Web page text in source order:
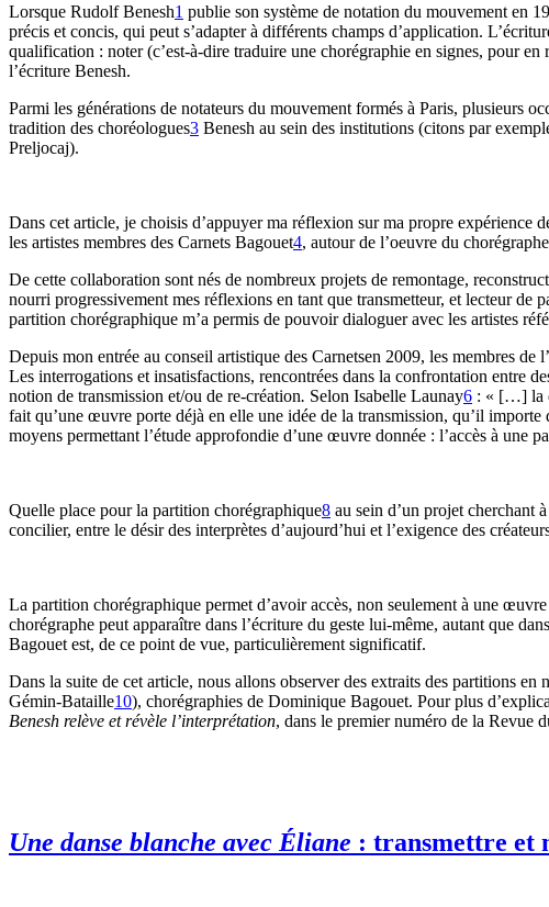
Lorsque Rudolf Benesh1 publie son système de notation du mouvement en
précis et concis, qui peut s’adapter à différents champs d’application.
qualification : noter (c’est-à-dire traduire une chorégraphie en signes, pour
l’écriture Benesh.
Parmi les générations de notateurs du mouvement formés à Paris, plusieurs
tradition des choréologues3 Benesh au sein des institutions (citons par
Preljocaj).
Dans cet article, je choisis d’appuyer ma réflexion sur ma propre
les artistes membres des Carnets Bagouet4, autour de l’oeuvre du
De cette collaboration sont nés de nombreux projets de remontage,
nourri progressivement mes réflexions en tant que transmetteur, et lecteur de
partition chorégraphique m’a permis de pouvoir dialoguer avec les artistes
Depuis mon entrée au conseil artistique des Carnetsen 2009, les membres
Les interrogations et insatisfactions, rencontrées dans la confrontation entre
notion de transmission et/ou de re-création. Selon Isabelle Launay6 : « […] la
fait qu’une œuvre porte déjà en elle une idée de la transmission, qu’il
moyens permettant l’étude approfondie d’une œuvre donnée : l’accès à une
Quelle place pour la partition chorégraphique8 au sein d’un projet cherchant
concilier, entre le désir des interprètes d’aujourd’hui et l’exigence des
La partition chorégraphique permet d’avoir accès, non seulement à une
chorégraphe peut apparaître dans l’écriture du geste lui-même, autant que
Bagouet est, de ce point de vue, particulièrement significatif.
Dans la suite de cet article, nous allons observer des extraits des partitions en
Gémin-Bataille10), chorégraphies de Dominique Bagouet. Pour plus
Benesh relève et révèle l’interprétation, dans le premier numéro de la Revue
Une danse blanche avec Éliane : transmettre et